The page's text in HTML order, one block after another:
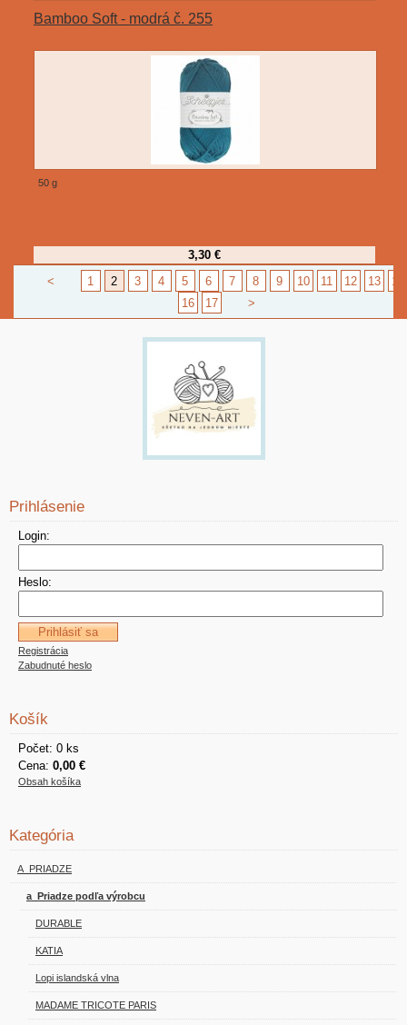
Bamboo Soft - modrá č. 255
50 g
3,30 €
<
1 2 3 4 5 6 7 8 9 10 11 12 13
14
16
17 >
Prihlásenie
Login:
Heslo:
Registrácia
Zabudnuté heslo
Košík
Počet: 0 ks
Cena: 0,00 €
Obsah košíka
Kategória
A_PRIADZE
a_Priadze podľa výrobcu
DURABLE
KATIA
Lopi islandská vlna
MADAME TRICOTE PARIS